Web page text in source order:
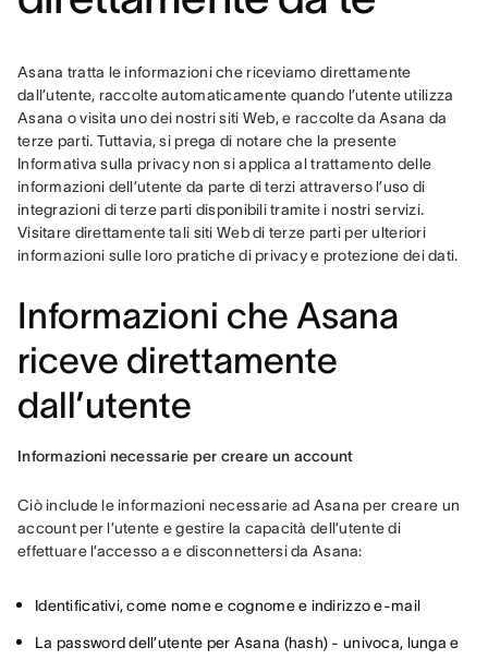
Asana tratta le informazioni che riceviamo direttamente
dall’utente, raccolte automaticamente quando l’utente utilizza
Asana o visita uno dei nostri siti Web, e raccolte da Asana da
terze parti. Tuttavia, si prega di notare che la presente
Informativa sulla privacy non si applica al trattamento delle
informazioni dell’utente da parte di terzi attraverso l’uso di
integrazioni di terze parti disponibili tramite i nostri servizi.
Visitare direttamente tali siti Web di terze parti per ulteriori
informazioni sulle loro pratiche di privacy e protezione dei dati.
Informazioni che Asana
riceve direttamente
dall’utente
Informazioni necessarie per creare un account
Ciò include le informazioni necessarie ad Asana per creare un
account per l’utente e gestire la capacità dell’utente di
effettuare l’accesso a e disconnettersi da Asana:
Identificativi, come nome e cognome e indirizzo e-mail
La password dell’utente per Asana (hash) - univoca, lunga e